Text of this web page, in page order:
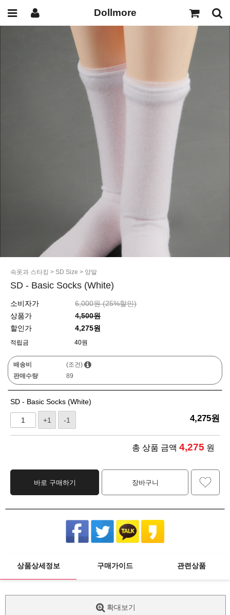
Dollmore
속옷과 스타킹 > SD Size > 양말
SD - Basic Socks (White)
소비자가 6,000원 (25%할인)
상품가
4,500원
할인가
4,275원
적립금 40원
배송비
(조건)
판매수량
89
SD - Basic Socks (White)
+1 -1 4,275원
총 상품 금액 4,275 원
바로 구매하기 장바구니
상품상세정보 구매가이드 관련상품
확대보기